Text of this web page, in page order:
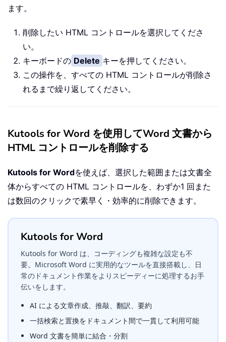
ます。
削除したい HTML コントロールを選択してくださ
い。
キーボードの Delete キーを押してください。
この操作を、すべての HTML コントロールが削除さ
れるまで繰り返してください。
Kutools for Word を使用してWord 文書から
HTML コントロールを削除する
Kutools for Wordを使えば、選択した範囲または文書全
体からすべての HTML コントロールを、わずか1 回また
は数回のクリックで素早く・効率的に削除できます。
Kutools for Word
Kutools for Word は、コーディングも複雑な設定も不
要。Microsoft Word に実用的なツールを直接搭載し、日
常のドキュメント作業をよりスピーディーに処理するお手
伝いをします。
AI による文章作成、推敲、翻訳、要約
一括検索と置換をドキュメント間で一貫して利用可能
Word 文書を簡単に結合・分割